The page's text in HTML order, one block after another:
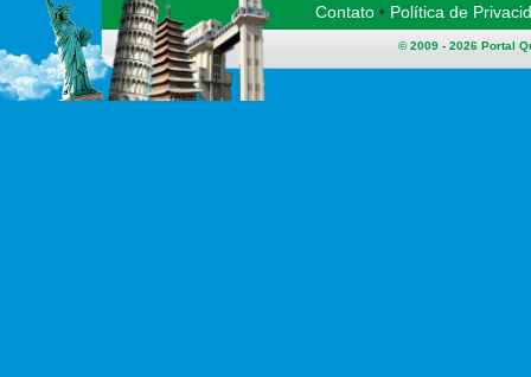
Contato • Política de
© 2009 - 2026 Portal